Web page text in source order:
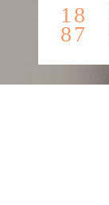
18
87